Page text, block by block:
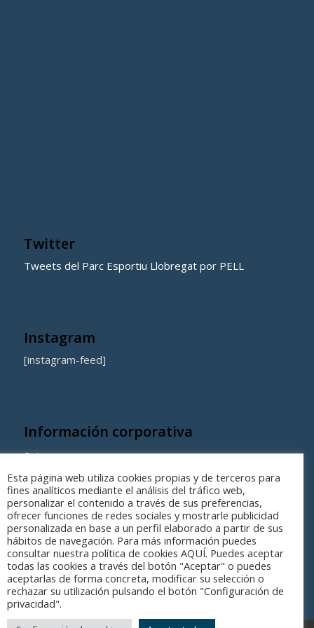
Twitter
Tweets del Parc Esportiu Llobregat por PELL
Instagram
[instagram-feed]
Información corporativa
Quienes somos
Coste de los equipamientos y servicios municipales
Esta página web utiliza cookies propias y de terceros para
fines analíticos mediante el análisis del tráfico web,
personalizar el contenido a través de sus preferencias,
ofrecer funciones de redes sociales y mostrarle publicidad
personalizada en base a un perfil elaborado a partir de sus
hábitos de navegación. Para más información puedes
consultar nuestra política de cookies AQUÍ. Puedes aceptar
todas las cookies a través del botón "Aceptar" o puedes
aceptarlas de forma concreta, modificar su selección o
rechazar su utilización pulsando el botón "Configuración de
privacidad".